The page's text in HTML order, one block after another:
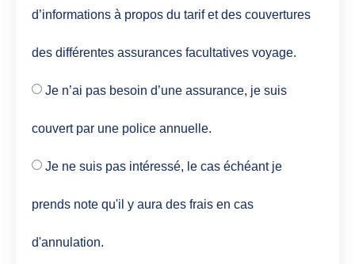
d’informations à propos du tarif et des couvertures
des différentes assurances facultatives voyage.
Je n’ai pas besoin d’une assurance, je suis
couvert par une police annuelle.
Je ne suis pas intéressé, le cas échéant je
prends note qu'il y aura des frais en cas
d'annulation.